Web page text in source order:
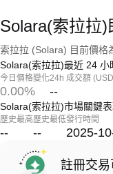
Solara(索拉拉
索拉拉 (Solara) 目前價格
Solara(索拉拉)最近 24 小
今日價格變化
0.00%
24h 成交額
--
Solara(索拉拉)市場關鍵
歷史最高
--
歷史最低
--
發行時間
2025-
註冊交